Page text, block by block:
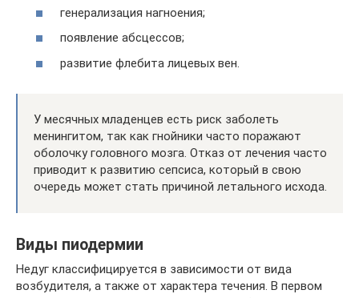
генерализация нагноения;
появление абсцессов;
развитие флебита лицевых вен.
У месячных младенцев есть риск заболеть
менингитом, так как гнойники часто поражают
оболочку головного мозга. Отказ от лечения часто
приводит к развитию сепсиса, который в свою
очередь может стать причиной летального исхода.
Виды пиодермии
Недуг классифицируется в зависимости от вида
возбудителя, а также от характера течения. В первом